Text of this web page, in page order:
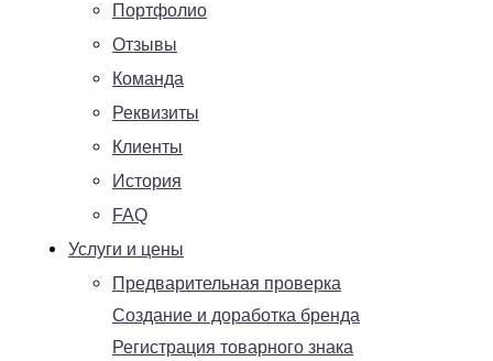
Портфолио
Отзывы
Команда
Реквизиты
Клиенты
История
FAQ
Услуги и цены
Предварительная проверка
Создание и доработка бренда
Регистрация товарного знака